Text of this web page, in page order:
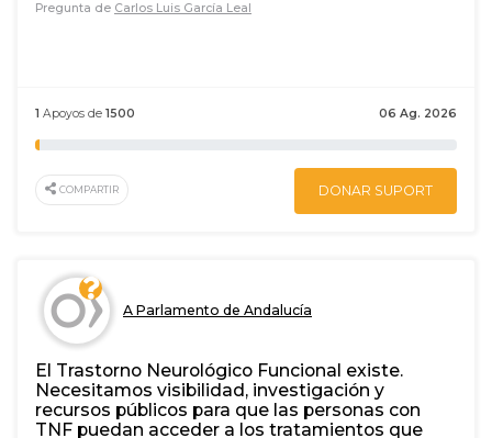
Pregunta de Carlos Luis García Leal
06 Ag. 2026
1 Apoyos de 1500
COMPARTIR DONAR SUPORT
A Parlamento de Andalucía
El Trastorno Neurológico Funcional existe.
Necesitamos visibilidad, investigación y
recursos públicos para que las personas con
TNF puedan acceder a los tratamientos que